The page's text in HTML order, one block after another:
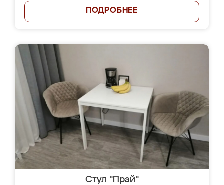
ПОДРОБНЕЕ
Стул "Прай"